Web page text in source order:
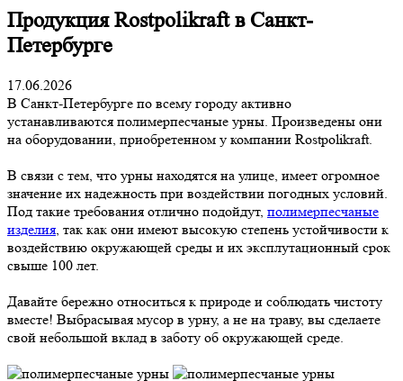
Продукция Rostpolikraft в Санкт-
Петербурге
17.06.2026
В Санкт-Петербурге по всему городу активно
устанавливаются полимерпесчаные урны. Произведены они
на оборудовании, приобретенном у компании Rostpolikraft.
В связи с тем, что урны находятся на улице, имеет огромное
значение их надежность при воздействии погодных условий.
Под такие требования отлично подойдут, полимерпесчаные
изделия, так как они имеют высокую степень устойчивости к
воздействию окружающей среды и их эксплутационный срок
свыше 100 лет.
Давайте бережно относиться к природе и соблюдать чистоту
вместе! Выбрасывая мусор в урну, а не на траву, вы сделаете
свой небольшой вклад в заботу об окружающей среде.